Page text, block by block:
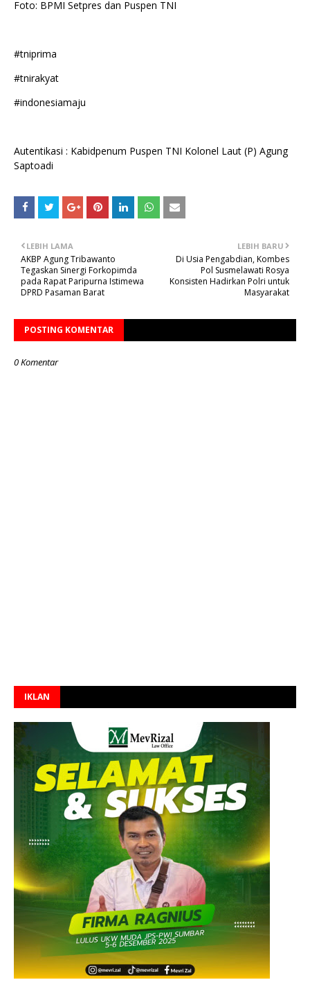
Foto: BPMI Setpres dan Puspen TNI
#tniprima
#tnirakyat
#indonesiamaju
Autentikasi : Kabidpenum Puspen TNI Kolonel Laut (P) Agung
Saptoadi
LEBIH BARU
Di Usia Pengabdian, Kombes
Pol Susmelawati Rosya
Konsisten Hadirkan Polri untuk
Masyarakat
LEBIH LAMA
AKBP Agung Tribawanto
Tegaskan Sinergi Forkopimda
pada Rapat Paripurna Istimewa
DPRD Pasaman Barat
POSTING KOMENTAR
0 Komentar
IKLAN